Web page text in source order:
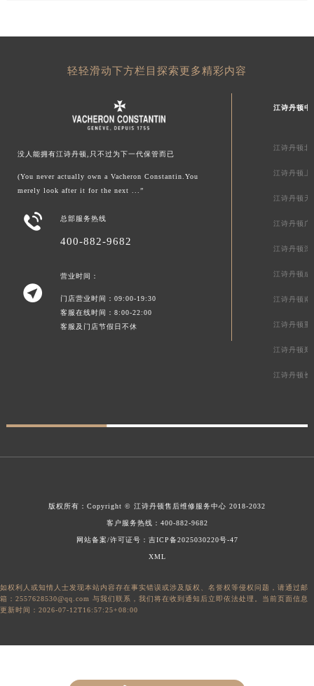
轻轻滑动下方栏目探索更多精彩内容
没人能拥有江诗丹顿,只不过为下一代保管而已
(You never actually own a Vacheron Constantin.You
merely look after it for the next ...”
 总部服务热线
400-882-9682

营业时间：
门店营业时间：09:00-19:30
客服在线时间：8:00-22:00
客服及门店节假日不休
江诗丹顿中
江诗丹顿北
江诗丹顿上
江诗丹顿天
江诗丹顿广
江诗丹顿深
江诗丹顿成
江诗丹顿南
江诗丹顿重
江诗丹顿郑
江诗丹顿长
版权所有： Copyright © 江诗丹顿售后维修服务中心 2018-2032
客户服务热线： 400-882-9682
网站备案/许可证号：吉ICP备2025030220号-47
XML
如权利人或知情人士发现本站内容存在事实错误或涉及版权、名誉权等侵权问题，请通过邮
箱：2557628530@qq.com 与我们联系，我们将在收到通知后立即依法处理。当前页面信息
更新时间：2026-07-12T16:57:25+08:00